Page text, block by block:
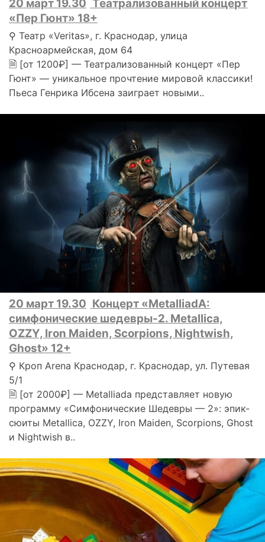
20 март 19.30 Театрализованный концерт
«Пер Гюнт» 18+
⚲ Театр «Veritas», г. Краснодар, улица
Красноармейская, дом 64
🗎 [от 1200₽] — Театрализованный концерт «Пер
Гюнт» — уникальное прочтение мировой классики!
Пьеса Генрика Ибсена заиграет новыми..
20 март 19.30 Концерт «MetalliadA:
симфонические шедевры-2. Metallica,
OZZY, Iron Maiden, Scorpions, Nightwish,
Ghost» 12+
⚲ Кроп Arena Краснодар, г. Краснодар, ул. Путевая
5/1
🗎 [от 2000₽] — Metalliada представляет новую
программу «Симфонические Шедевры — 2»: эпик-
сюиты Metallica, OZZY, Iron Maiden, Scorpions, Ghost
и Nightwish в..